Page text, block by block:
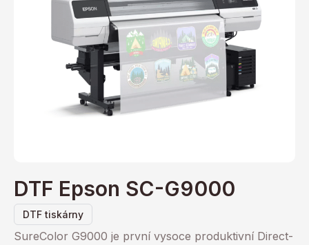
DTF tiskárny
DTF Epson SC-G9000
SureColor G9000 je první vysoce produktivní Direct-